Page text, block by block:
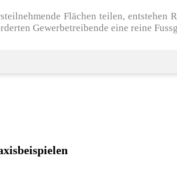
Flächen teilen,
Gewerbetreibende eine reine